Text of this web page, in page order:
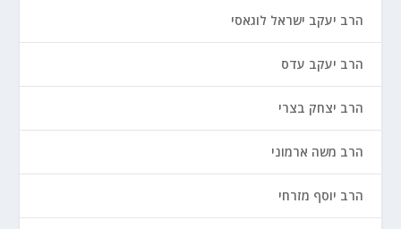
הרב יעקב ישראל לוגאסי
הרב יעקב עדס
הרב יצחק בצרי
הרב משה ארמוני
הרב יוסף מזרחי